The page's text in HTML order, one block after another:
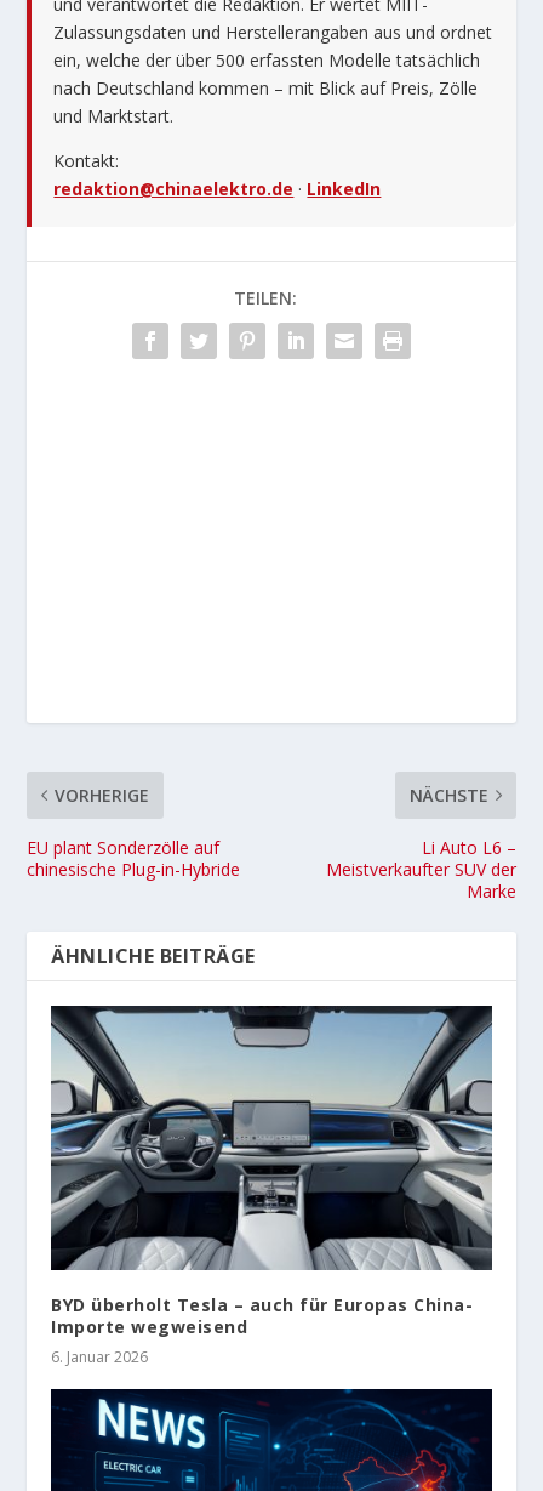
Zulassungsdaten und Herstellerangaben aus und ordnet
ein, welche der über 500 erfassten Modelle tatsächlich
nach Deutschland kommen – mit Blick auf Preis, Zölle
und Marktstart.
Kontakt:
redaktion@chinaelektro.de · LinkedIn
TEILEN:
VORHERIGE
EU plant Sonderzölle auf
chinesische Plug-in-Hybride
NÄCHSTE
Li Auto L6 –
Meistverkaufter SUV der
Marke
ÄHNLICHE BEITRÄGE
BYD überholt Tesla – auch für Europas China-
Importe wegweisend
6. Januar 2026